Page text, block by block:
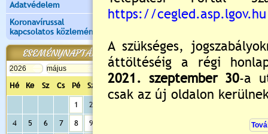
Adatvédelem
Koronavírussal
kapcsolatos közlemények
ESEMÉNYNAPTÁR
Hé Ke Sz Cs Pé Sz Va
1 2
4 5 6 7 8 9
Értékelés: /5
Nyitott tornaterem és diáksport